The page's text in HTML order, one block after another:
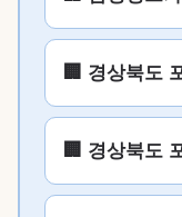
🏢 경상북도
🏢 경상북도